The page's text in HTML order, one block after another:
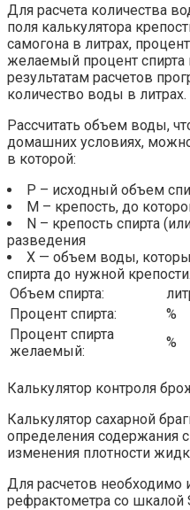
Для расчета количества
поля калькулятора
самогона в литрах,
желаемый процент спирта
результатам расчетов
количество воды в литрах.
Рассчитать объем воды,
домашних условиях,
в которой:
P – исходный объем
M – крепость, до
N – крепость спирта
разведения
X — объем воды,
спирта до нужной крепости.
Объем спирта:
Процент спирта:
%
Процент спирта
желаемый:
%
Калькулятор контроля
Калькулятор сахарной
определения содержания
изменения плотности
Для расчетов необходимо
рефрактометра со шкалой